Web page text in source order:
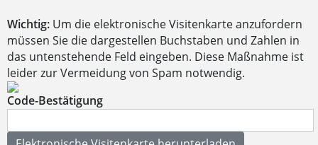
Wichtig: Um die elektronische Visitenkarte anzufordern
müssen Sie die dargestellen Buchstaben und Zahlen in
das untenstehende Feld eingeben. Diese Maßnahme ist
leider zur Vermeidung von Spam notwendig.
Code-Bestätigung